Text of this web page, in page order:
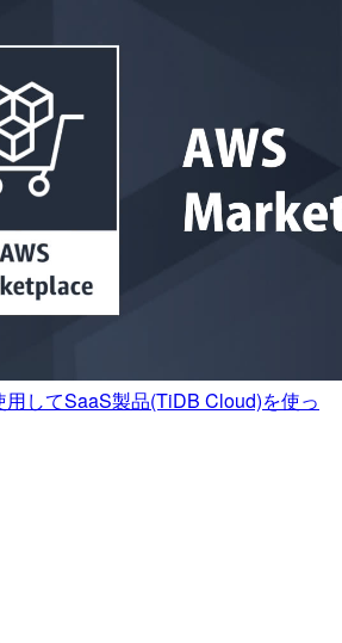
してSaaS製品(TiDB Cloud)を使っ